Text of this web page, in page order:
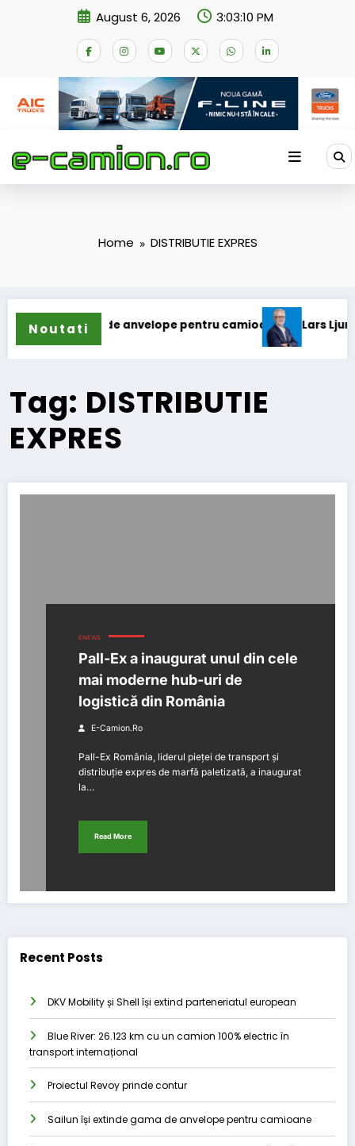
August 6, 2026 3:03:10 PM
Home DISTRIBUTIE EXPRES
Noutati
gama de anvelope pentru camioane Lars
Tag: DISTRIBUTIE
EXPRES
ENEWS
Pall-Ex a inaugurat unul din cele
mai moderne hub-uri de
logistică din România
E-Camion.ro
Pall-Ex România, liderul pieței de transport și
distribuție expres de marfă paletizată, a inaugurat
la…
Read More
Recent Posts
DKV Mobility și Shell își extind parteneriatul european
Blue River: 26.123 km cu un camion 100% electric în
transport internațional
Proiectul Revoy prinde contur
Sailun își extinde gama de anvelope pentru camioane